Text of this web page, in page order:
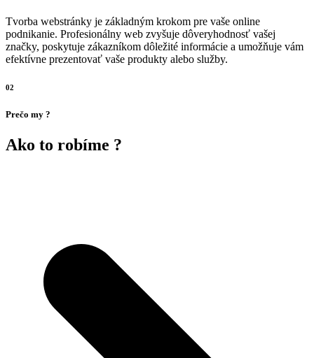
Tvorba webstránky je základným krokom pre vaše online
podnikanie. Profesionálny web zvyšuje dôveryhodnosť vašej
značky, poskytuje zákazníkom dôležité informácie a umožňuje vám
efektívne prezentovať vaše produkty alebo služby.
02
Prečo my ?
Ako to robíme ?